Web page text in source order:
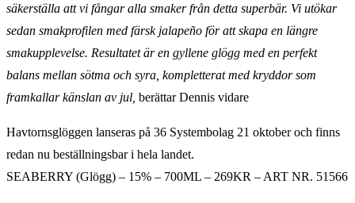
säkerställa att vi fångar alla smaker från detta superbär. Vi utökar
sedan smakprofilen med färsk jalapeño för att skapa en längre
smakupplevelse. Resultatet är en gyllene glögg med en perfekt
balans mellan sötma och syra, kompletterat med kryddor som
framkallar känslan av jul, berättar Dennis vidare
Havtornsglöggen lanseras på 36 Systembolag 21 oktober och finns
redan nu beställningsbar i hela landet.
SEABERRY (Glögg) – 15% – 700ML – 269KR – ART NR. 51566